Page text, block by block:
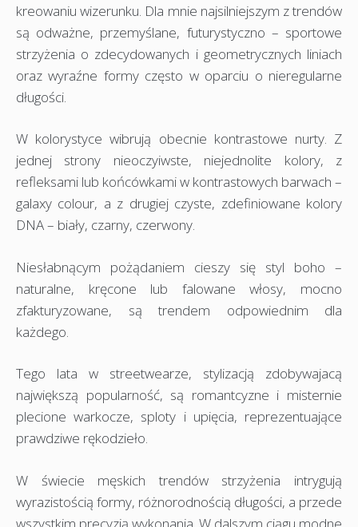
kreowaniu wizerunku. Dla mnie najsilniejszym z trendów
są odważne, przemyślane, futurystyczno – sportowe
strzyżenia o zdecydowanych i geometrycznych liniach
oraz wyraźne formy często w oparciu o nieregularne
długości.
W kolorystyce wibrują obecnie kontrastowe nurty. Z
jednej strony nieoczyiwste, niejednolite kolory, z
refleksami lub końcówkami w kontrastowych barwach –
galaxy colour, a z drugiej czyste, zdefiniowane kolory
DNA – biały, czarny, czerwony.
Niesłabnącym pożądaniem cieszy się styl boho –
naturalne, kręcone lub falowane włosy, mocno
zfakturyzowane, są trendem odpowiednim dla
każdego.
Tego lata w streetwearze, stylizacją zdobywajacą
największą popularność, są romantcyzne i misternie
plecione warkocze, sploty i upięcia, reprezentuające
prawdziwe rękodzieło.
W świecie męskich trendów strzyżenia intrygują
wyrazistością formy, różnorodnością długości, a przede